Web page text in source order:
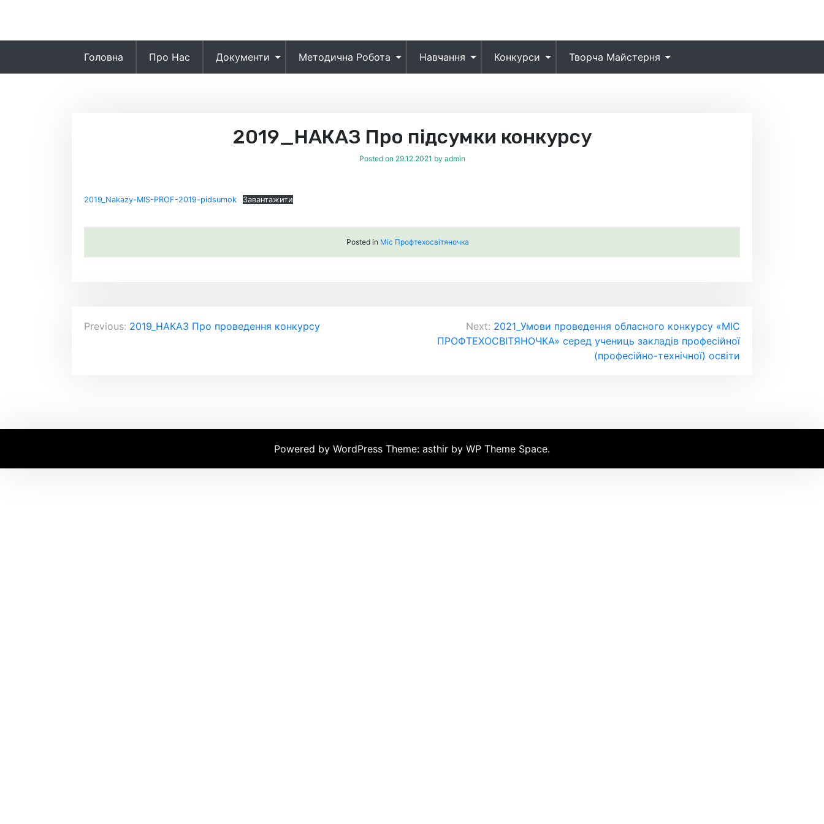
Головна
Про Нас Документи Методична Робота Навчання Конкурси Творча Майстерня
2019_НАКАЗ Про підсумки конкурсу
Posted on 29.12.2021 by admin
2019_Nakazy-MIS-PROF-2019-pidsumok Завантажити
Posted in Міс Профтехосвітяночка
Навігація
Previous: 2019_НАКАЗ Про проведення конкурсу Next: 2021_Умови проведення обласного конкурсу «МІС
ПРОФТЕХОСВІТЯНОЧКА» серед учениць закладів професійної
(професійно-технічної) освіти
Powered by WordPress Theme: asthir by WP Theme Space.